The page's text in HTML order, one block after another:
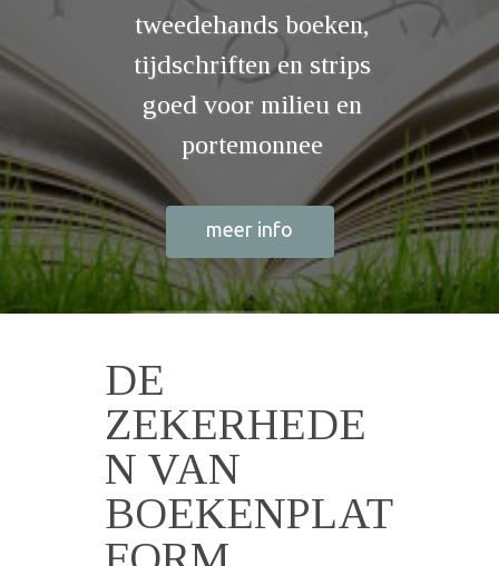
tweedehands boeken,
tijdschriften en strips
goed voor milieu en
portemonnee
meer info
DE
ZEKERHEDE
N VAN
BOEKENPLAT